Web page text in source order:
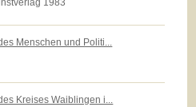
Menschen und Politi...
Kreises Waiblingen i...